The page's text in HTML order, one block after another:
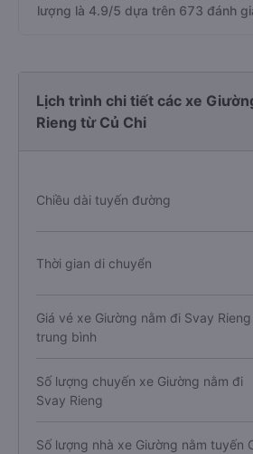
lượng là 4.9/5 dựa trên 673 đánh
Lịch trình chi tiết các xe
Rieng từ Củ Chi
Chiều dài tuyến đường
Thời gian di chuyển
Giá vé xe Giường nằm đi Svay Rieng
trung bình
Số lượng chuyến xe Giường nằm đi
Svay Rieng
Số lượng nhà xe Giường nằm tuyến